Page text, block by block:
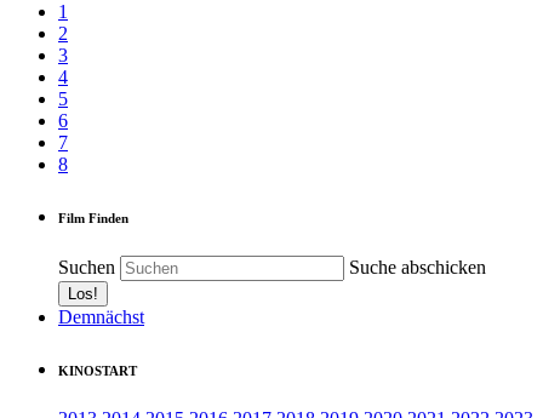
1
2
3
4
5
6
7
8
Film Finden
Suchen Suche abschicken
Demnächst
KINOSTART